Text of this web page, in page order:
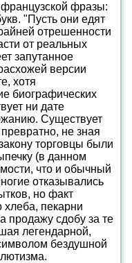
фразы:
"Пусть они едят
отрешенности
от реальных
запутанное
версии
хотя
биографических
ни дате
Существует
не зная
торговцы были
(в данном
что и обычный
отказывались
но факт
хлеба, пекарни
продажу сдобу за те
легендарной,
бездушной